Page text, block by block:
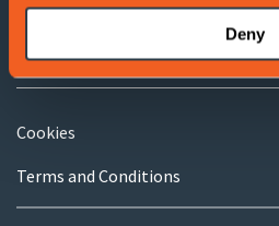
Deny
Tel:(+47) 406 177 00
E-post:
Cookies
Terms and Conditions